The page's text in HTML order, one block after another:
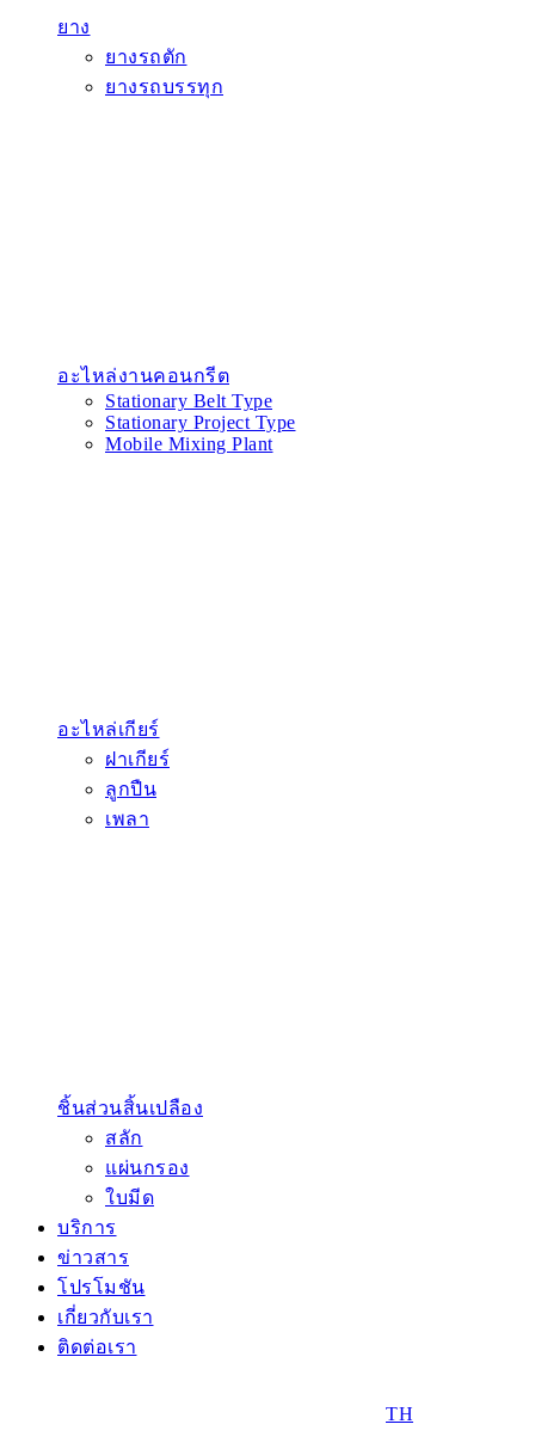
ยาง
ยางรถตัก
ยางรถบรรทุก
อะไหล่งานคอนกรีต
Stationary Belt Type
Stationary Project Type
Mobile Mixing Plant
อะไหล่เกียร์
ฝาเกียร์
ลูกปืน
เพลา
ชิ้นส่วนสิ้นเปลือง
สลัก
แผ่นกรอง
ใบมีด
บริการ
ข่าวสาร
โปรโมชัน
เกี่ยวกับเรา
ติดต่อเรา
TH